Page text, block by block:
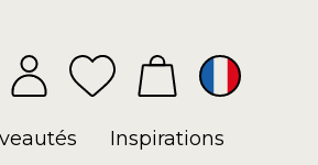
Inspirations